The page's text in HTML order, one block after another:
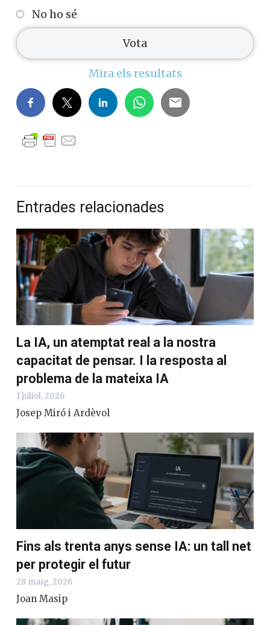
No ho sé
Mira els resultats
Entrades relacionades
La IA, un atemptat real a la nostra
capacitat de pensar. I la resposta al
problema de la mateixa IA
1 juliol, 2026
Josep Miró i Ardèvol
Fins als trenta anys sense IA: un tall net
per protegir el futur
28 maig, 2026
Joan Masip